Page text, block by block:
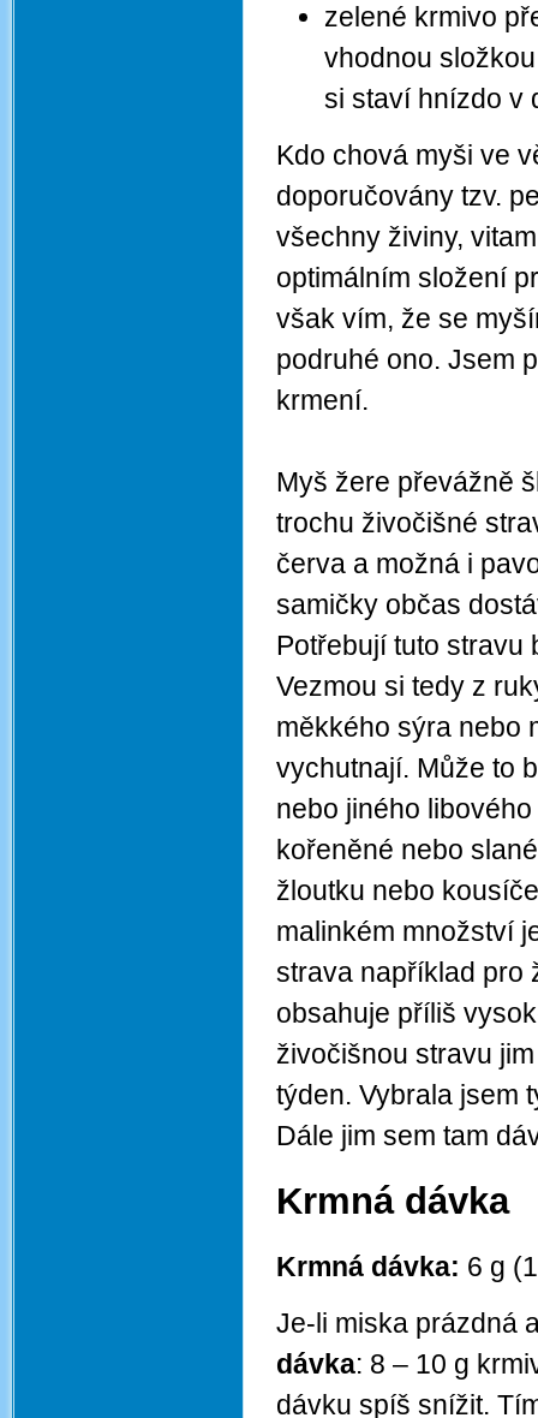
zelené krmivo
vhodnou
si staví hnízdo v
Kdo chová myši ve
doporučovány tzv.
všechny živiny,
optimálním složení
však vím, že se
podruhé ono. Jsem
krmení.
Myš žere převážně
trochu živočišné
červa a možná i
samičky občas
Potřebují tuto stravu
Vezmou si tedy z
měkkého sýra nebo
vychutnají. Může to
nebo jiného
kořeněné nebo
žloutku nebo
malinkém množství
strava například pro
obsahuje příliš
živočišnou stravu
týden. Vybrala jsem
Dále jim sem tam
Krmná dávka
Krmná dávka: 6 g
Je-li miska prázdná
dávka: 8 – 10 g
dávku spíš snížit.